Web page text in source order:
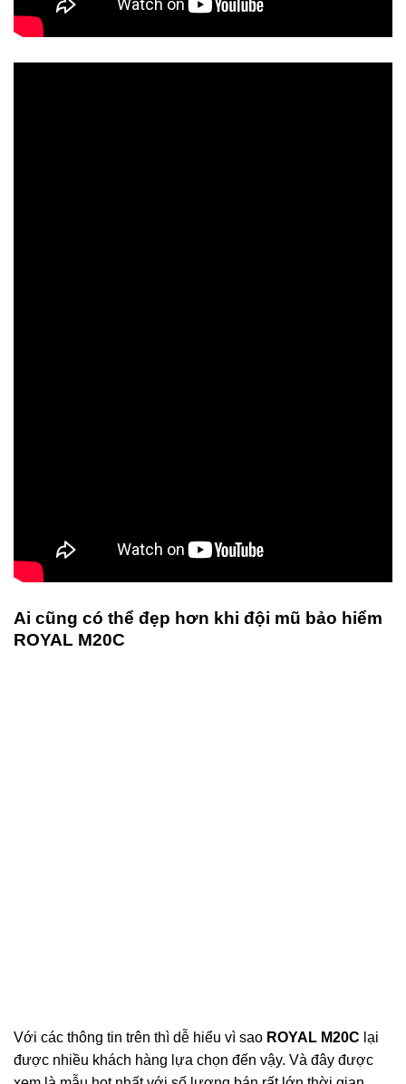
Ai cũng có thể đẹp hơn khi đội mũ bảo hiểm
ROYAL M20C
Với các thông tin trên thì dễ hiểu vì sao ROYAL M20C lại
được nhiều khách hàng lựa chọn đến vậy. Và đây được